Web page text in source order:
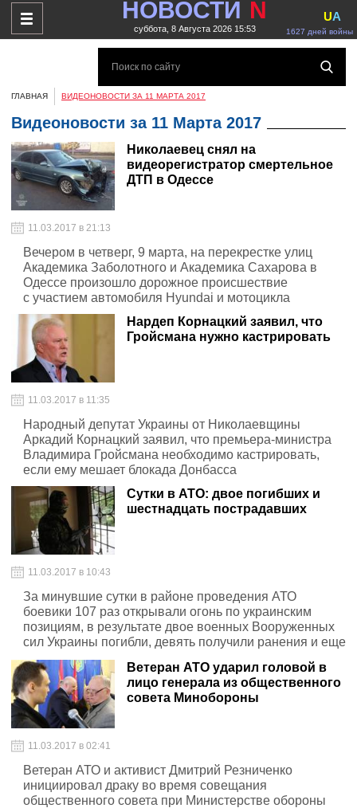
НОВОСТИ N
суббота, 8 Августа 2026 15:53 1627 дней войны
UA
ГЛАВНАЯ ВИДЕОНОВОСТИ ЗА 11 МАРТА 2017
Видеоновости за 11 Марта 2017
Николаевец снял на
видеорегистратор смертельное
ДТП в Одессе
11.03.2017 в 21:13
Вечером в четверг, 9 марта, на перекрестке улиц
Академика Заболотного и Академика Сахарова в
Одессе произошло дорожное происшествие
с участием автомобиля Hyundai и мотоцикла
Нардеп Корнацкий заявил, что
Гройсмана нужно кастрировать
11.03.2017 в 11:35
Народный депутат Украины от Николаевщины
Аркадий Корнацкий заявил, что премьера-министра
Владимира Гройсмана необходимо кастрировать,
если ему мешает блокада Донбасса
Сутки в АТО: двое погибших и
шестнадцать пострадавших
11.03.2017 в 10:43
За минувшие сутки в районе проведения АТО
боевики 107 раз открывали огонь по украинским
позициям, в результате двое военных Вооруженных
сил Украины погибли, девять получили ранения и еще
семь были травмированы
Ветеран АТО ударил головой в
лицо генерала из общественного
совета Минобороны
11.03.2017 в 02:41
Ветеран АТО и активист Дмитрий Резниченко
инициировал драку во время совещания
общественного совета при Министерстве обороны